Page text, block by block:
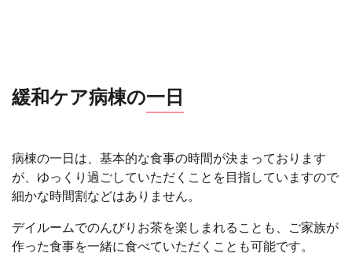
緩和ケア病棟の一日
病棟の一日は、基本的な食事の時間が決まっております
が、ゆっくり過ごしていただくことを目指していますので
細かな時間割などはありません。
デイルームでのんびりお茶を楽しまれることも、ご家族が
作った食事を一緒に食べていただくことも可能です。